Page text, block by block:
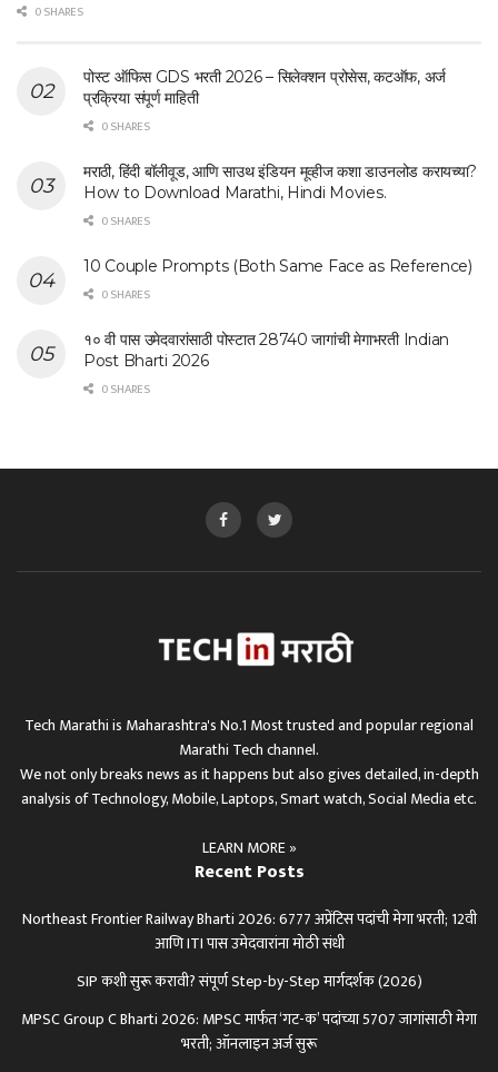
0 SHARES
पोस्ट ऑफिस GDS भरती 2026 – सिलेक्शन प्रोसेस, कटऑफ, अर्ज
प्रक्रिया संपूर्ण माहिती
0 SHARES
मराठी, हिंदी बॉलीवूड, आणि साउथ इंडियन मूव्हीज कशा डाउनलोड करायच्या?
How to Download Marathi, Hindi Movies.
0 SHARES
10 Couple Prompts (Both Same Face as Reference)
0 SHARES
१० वी पास उमेदवारांसाठी पोस्टात 28740 जागांची मेगाभरती Indian
Post Bharti 2026
0 SHARES
Tech Marathi is Maharashtra's No.1 Most trusted and popular regional
Marathi Tech channel.
We not only breaks news as it happens but also gives detailed, in-depth
analysis of Technology, Mobile, Laptops, Smart watch, Social Media etc.
LEARN MORE »
Recent Posts
Northeast Frontier Railway Bharti 2026: 6777 अप्रेंटिस पदांची मेगा भरती; 12वी
आणि ITI पास उमेदवारांना मोठी संधी
SIP कशी सुरू करावी? संपूर्ण Step-by-Step मार्गदर्शक (2026)
MPSC Group C Bharti 2026: MPSC मार्फत ‘गट-क’ पदांच्या 5707 जागांसाठी मेगा
भरती; ऑनलाइन अर्ज सुरू